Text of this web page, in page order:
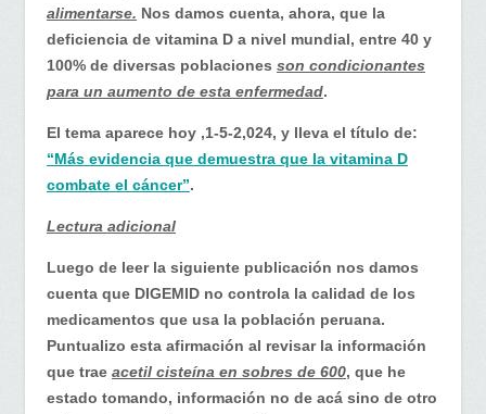
alimentarse. Nos damos cuenta, ahora, que la
deficiencia de vitamina D a nivel mundial, entre 40 y
100% de diversas poblaciones son condicionantes
para un aumento de esta enfermedad.
El tema aparece hoy ,1-5-2,024, y lleva el título de:
“Más evidencia que demuestra que la vitamina D
combate el cáncer”.
Lectura adicional
Luego de leer la siguiente publicación nos damos
cuenta que DIGEMID no controla la calidad de los
medicamentos que usa la población peruana.
Puntualizo esta afirmación al revisar la información
que trae acetil cisteína en sobres de 600, que he
estado tomando, información no de acá sino de otro